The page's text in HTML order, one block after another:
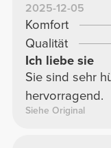
2025-12-05
Komfort
Qualität
Ich liebe sie
Sie sind sehr
hervorragend.
Siehe Original